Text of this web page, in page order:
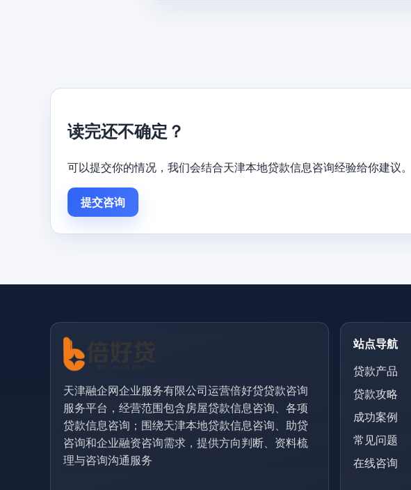
读完还不确定？
可以提交你的情况，我们会结合天津本地贷款信息咨询经验给你建议。
提交咨询
天津融企网企业服务有限公司运营倍好贷贷款咨询
服务平台，经营范围包含房屋贷款信息咨询、各项
贷款信息咨询；围绕天津本地贷款信息咨询、助贷
咨询和企业融资咨询需求，提供方向判断、资料梳
理与咨询沟通服务
站点导航
贷款产品
贷款攻略
成功案例
常见问题
在线咨询